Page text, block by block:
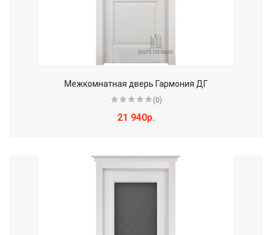
Межкомнатная дверь Гармония ДГ
(0)
21 940р.